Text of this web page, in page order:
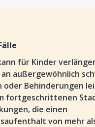
für Kinder
außergewöhnlich
oder Behinderungen
fortgeschrittenen
die einen
von mehr